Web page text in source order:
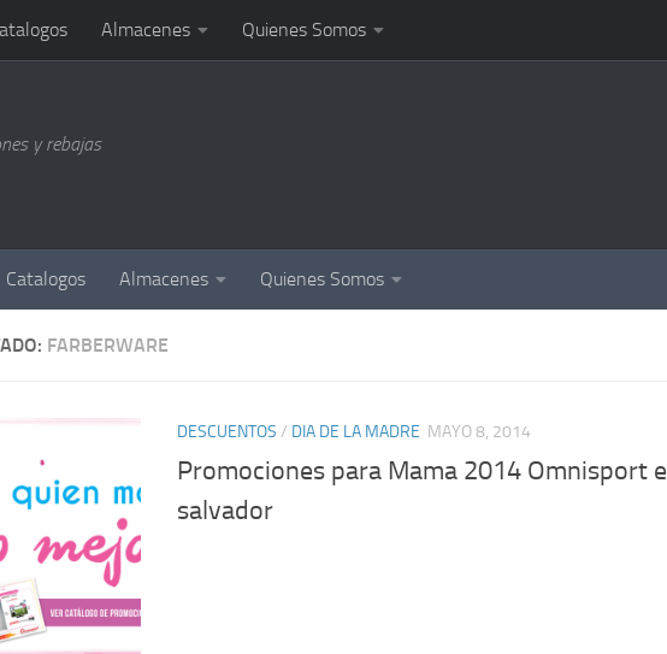
Almacenes Quienes Somos
y rebajas
Catalogos Almacenes Quienes Somos
FARBERWARE
DESCUENTOS / DIA DE LA MADRE MAYO 8, 2014
Promociones para Mama 2014 Omnisport el
salvador